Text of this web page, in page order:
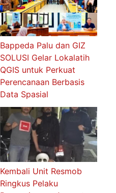
Bappeda Palu dan GIZ
SOLUSI Gelar Lokalatih
QGIS untuk Perkuat
Perencanaan Berbasis
Data Spasial
Kembali Unit Resmob
Ringkus Pelaku